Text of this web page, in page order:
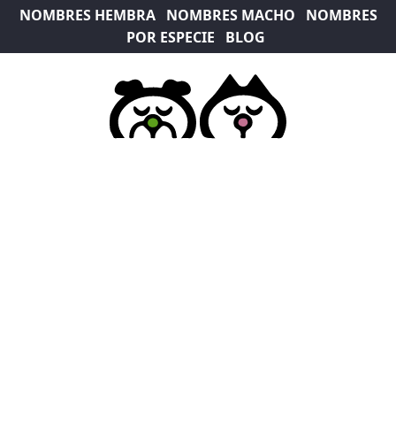
NOMBRES HEMBRA NOMBRES MACHO
NOMBRES
POR ESPECIE
BLOG